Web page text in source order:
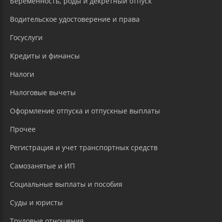
Водительское удостоверение и права
Госуслуги
Кредиты и финансы
Налоги
Налоговые вычеты
Оформление отпуска и отпускные выплаты
Прочее
Регистрация и учет транспортных средств
Самозанятые и ИП
Социальные выплаты и пособия
Суды и юристы